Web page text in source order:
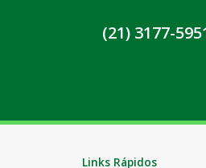
(21) 3177-
Links Rápidos